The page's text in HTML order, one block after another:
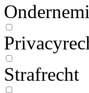
Strafrecht